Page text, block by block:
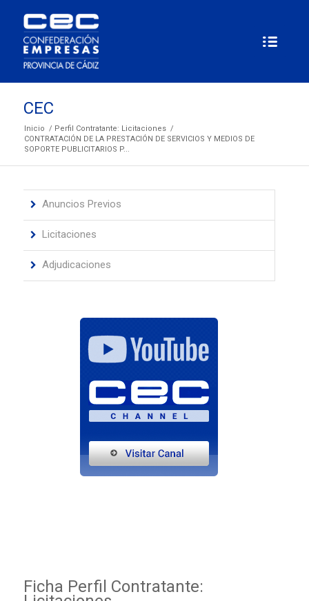
CEC
Inicio / Perfil Contratante: Licitaciones /
CONTRATACIÓN DE LA PRESTACIÓN DE SERVICIOS Y MEDIOS DE
SOPORTE PUBLICITARIOS P...
Anuncios Previos
Licitaciones
Adjudicaciones
Ficha Perfil Contratante: